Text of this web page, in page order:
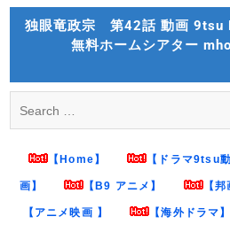
Skip
独眼竜政宗 第42話 動画 9tsu
無料ホームシアター
for:
【Home】 【ドラマ9tsu動
画】 【B9 アニメ】 【邦
【アニメ映画 】 【海外ドラマ】